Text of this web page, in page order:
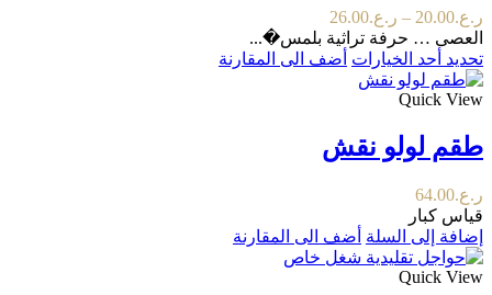
ر.ع.20.00
– ر.ع.26.00
السعر:
من
العصى … حرفة تراثية بلمس�...
تحديد أحد الخيارات هناك
المختلفة
لهذا
اختيار
الخيارات
على
أضف الى المقارنة
Quick View
طقم لولو نقش
ر.ع.64.00
قياس كبار
إضافة إلى السلة أضف الى المقارنة
Quick View